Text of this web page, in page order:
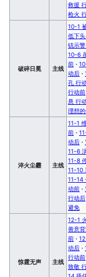
救援
枪火
破碎日冕 主线
10-1
低下
铳示
10-6
前 ·
动后 ·
孔 行
行动前
悬 行
理想
淬火尘霾 主线
11-1
前 ·
动后 ·
11-6
11-8
11-10
11-14
动前 ·
行动后
避免
惊霆无声 主线
12-1
善意
前 ·
动后 ·
行动前
致敬